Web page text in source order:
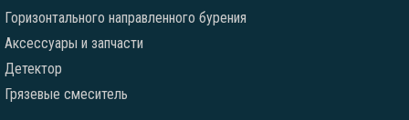
Горизонтального направленного бурения
Аксессуары и запчасти
Детектор
Грязевые смеситель